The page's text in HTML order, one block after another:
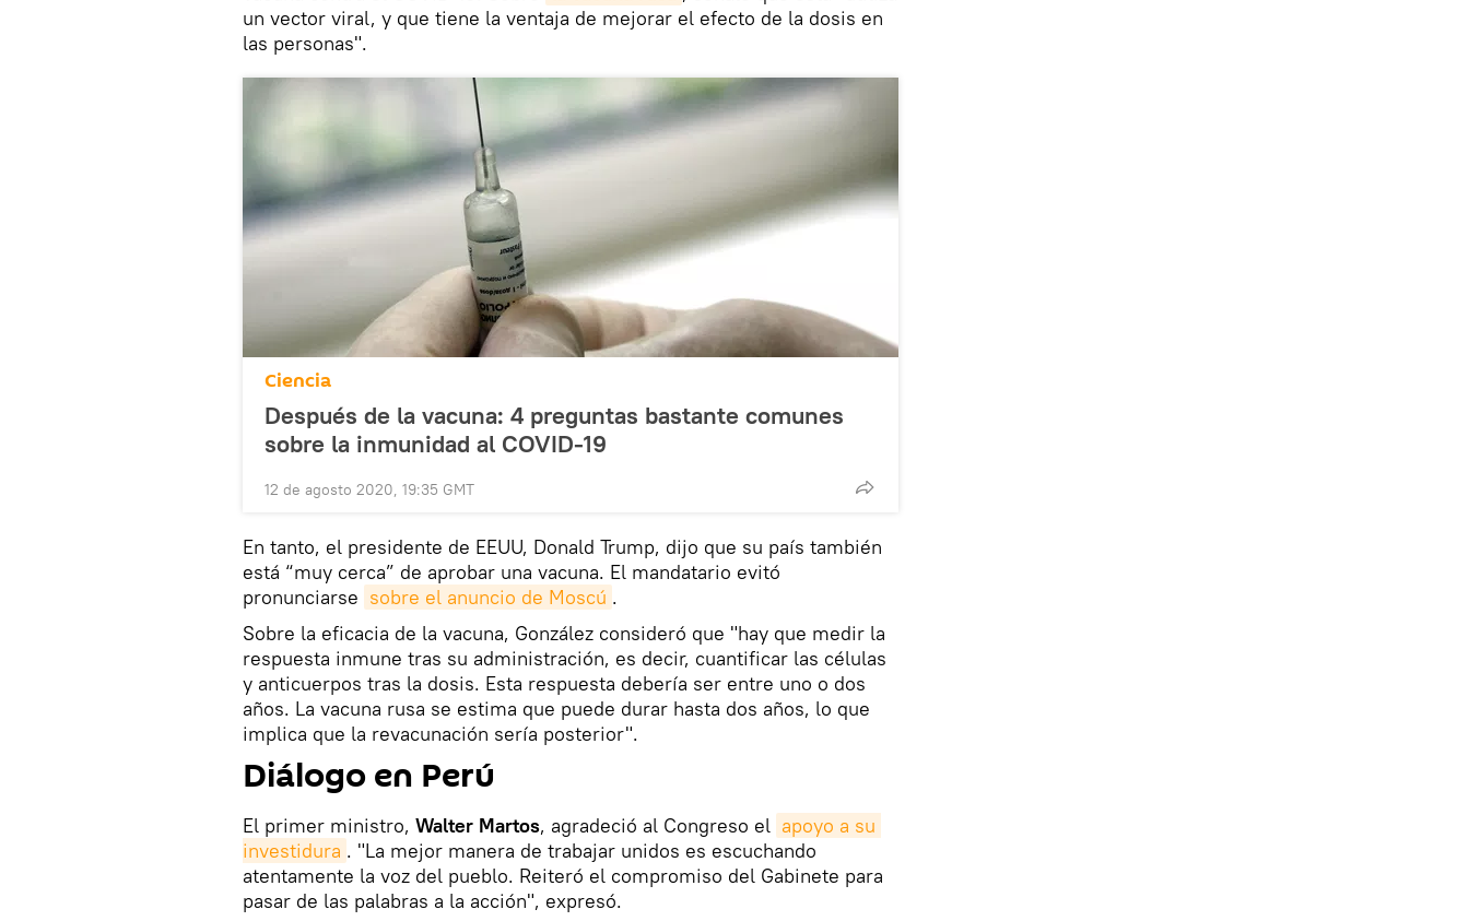
un vector viral, y que tiene la ventaja de mejorar el efecto de la dosis en
las personas".
Ciencia
Después de la vacuna: 4 preguntas bastante comunes
sobre la inmunidad al COVID-19
12 de agosto 2020, 19:35 GMT
En tanto, el presidente de EEUU, Donald Trump, dijo que su país también
está “muy cerca” de aprobar una vacuna. El mandatario evitó
pronunciarse sobre el anuncio de Moscú .
Sobre la eficacia de la vacuna, González consideró que "hay que medir la
respuesta inmune tras su administración, es decir, cuantificar las células
y anticuerpos tras la dosis. Esta respuesta debería ser entre uno o dos
años. La vacuna rusa se estima que puede durar hasta dos años, lo que
implica que la revacunación sería posterior".
Diálogo en Perú
El primer ministro, Walter Martos, agradeció al Congreso el apoyo a su
investidura . "La mejor manera de trabajar unidos es escuchando
atentamente la voz del pueblo. Reiteró el compromiso del Gabinete para
pasar de las palabras a la acción", expresó.